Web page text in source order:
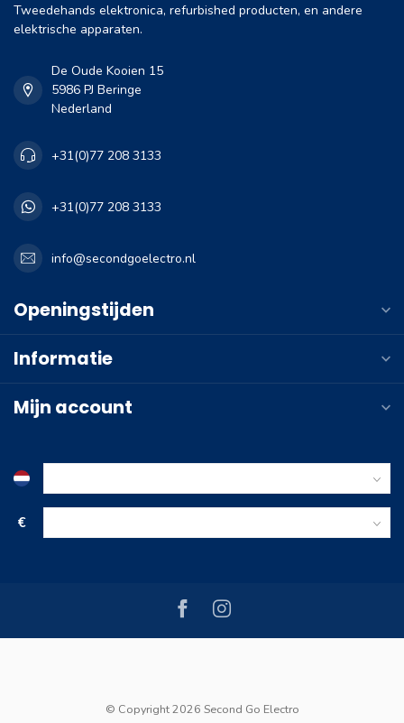
Tweedehands elektronica, refurbished producten, en andere
elektrische apparaten.
De Oude Kooien 15
5986 PJ Beringe
Nederland
+31(0)77 208 3133
+31(0)77 208 3133
info@secondgoelectro.nl
Openingstijden
Informatie
Mijn account
€
© Copyright 2026 Second Go Electro